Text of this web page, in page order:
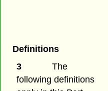
Definitions
3
The
following definitions